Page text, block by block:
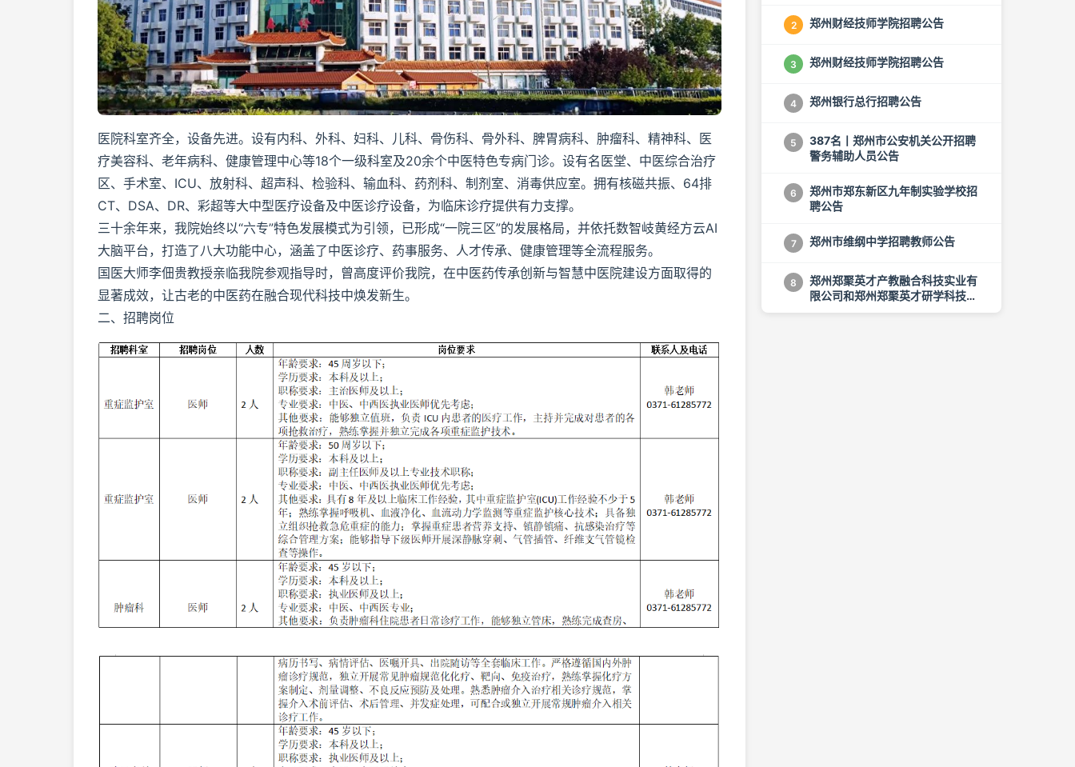
医院科室齐全，设备先进。设有内科、外科、妇科、儿科、骨伤科、骨外科、脾胃病科、肿瘤科、精神科、医
疗美容科、老年病科、健康管理中心等18个一级科室及20余个中医特色专病门诊。设有名医堂、中医综合治疗
区、手术室、ICU、放射科、超声科、检验科、输血科、药剂科、制剂室、消毒供应室。拥有核磁共振、64排
CT、DSA、DR、彩超等大中型医疗设备及中医诊疗设备，为临床诊疗提供有力支撑。
三十余年来，我院始终以“六专”特色发展模式为引领，已形成“一院三区”的发展格局，并依托数智岐黄经方云AI
大脑平台，打造了八大功能中心，涵盖了中医诊疗、药事服务、人才传承、健康管理等全流程服务。
国医大师李佃贵教授亲临我院参观指导时，曾高度评价我院，在中医药传承创新与智慧中医院建设方面取得的
显著成效，让古老的中医药在融合现代科技中焕发新生。
二、招聘岗位
2 郑州财经技师学院招聘公告
3 郑州财经技师学院招聘公告
4 郑州银行总行招聘公告
5
387名丨郑州市公安机关公开招聘
警务辅助人员公告
6
郑州市郑东新区九年制实验学校招
聘公告
7 郑州市维纲中学招聘教师公告
8
郑州郑聚英才产教融合科技实业有
限公司和郑州郑聚英才研学科技有
限公司公开招聘公告